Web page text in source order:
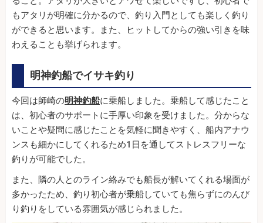
もアタリが明確に分かるので、釣り入門としても楽しく釣り
ができると思います。また、ヒットしてからの強い引きを味
わえることも挙げられます。
明神釣船でイサキ釣り
今回は師崎の明神釣船に乗船しました。乗船して感じたこと
は、初心者のサポートに手厚い印象を受けました。分からな
いことや疑問に感じたことを気軽に聞きやすく、船内アナウ
ンスも細かにしてくれるため1日を通してストレスフリーな
釣りが可能でした。
また、隣の人とのライン絡みでも船長が解いてくれる場面が
多かったため、釣り初心者が乗船していても焦らずにのんび
り釣りをしている雰囲気が感じられました。